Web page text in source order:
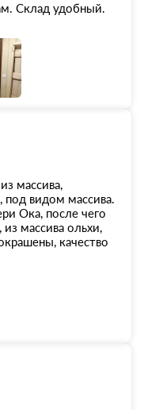
Склад удобный.
массива,
под видом массива.
Ока, после чего
из массива ольхи,
качество